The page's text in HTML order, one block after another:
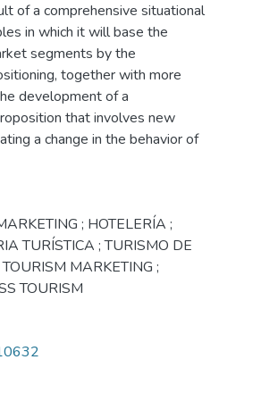
of a comprehensive situational
in which it will base the
segments by the
together with more
development of a
that involves new
a change in the behavior of
; HOTELERÍA ;
TURÍSTICA ; TURISMO DE
MARKETING ;
TOURISM